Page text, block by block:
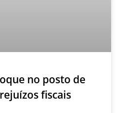
no posto de
fiscais